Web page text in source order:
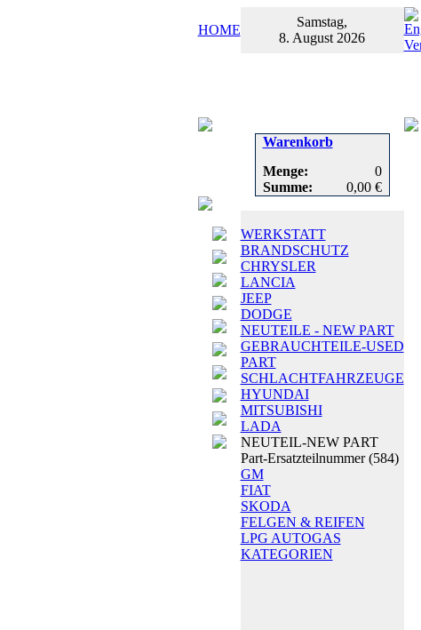
HOME
Samstag,
8. August 2026
Warenkorb
Menge:
0
Summe:
0,00 €
WERKSTATT
BRANDSCHUTZ
CHRYSLER
LANCIA
JEEP
DODGE
NEUTEILE - NEW PART
GEBRAUCHTEILE-USED
PART
SCHLACHTFAHRZEUGE
HYUNDAI
MITSUBISHI
LADA
NEUTEIL-NEW PART
Part-Ersatzteilnummer(584)
GM
FIAT
SKODA
FELGEN & REIFEN
LPG AUTOGAS
KATEGORIEN